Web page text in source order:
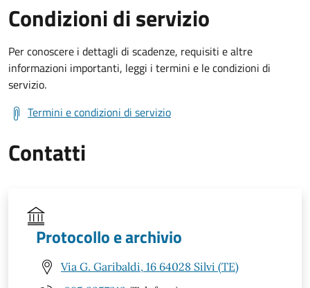
Condizioni di servizio
Per conoscere i dettagli di scadenze, requisiti e altre
informazioni importanti, leggi i termini e le condizioni di
servizio.
Termini e condizioni di servizio
Contatti
Protocollo e archivio
Via G. Garibaldi, 16 64028 Silvi (TE)